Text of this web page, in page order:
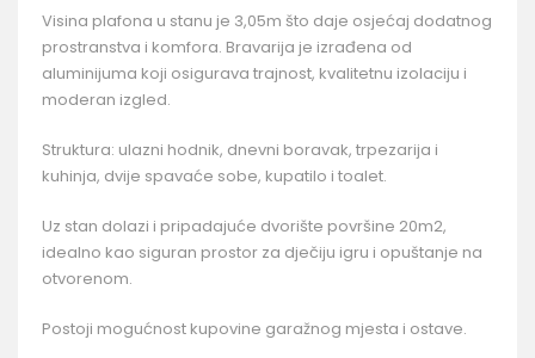
Visina plafona u stanu je 3,05m što daje osjećaj dodatnog
prostranstva i komfora. Bravarija je izrađena od
aluminijuma koji osigurava trajnost, kvalitetnu izolaciju i
moderan izgled.
Struktura: ulazni hodnik, dnevni boravak, trpezarija i
kuhinja, dvije spavaće sobe, kupatilo i toalet.
Uz stan dolazi i pripadajuće dvorište površine 20m2,
idealno kao siguran prostor za dječiju igru i opuštanje na
otvorenom.
Postoji mogućnost kupovine garažnog mjesta i ostave.